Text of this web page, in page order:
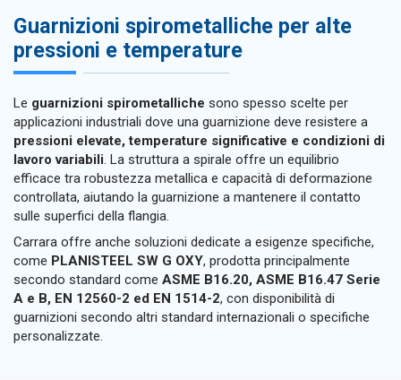
Guarnizioni spirometalliche per alte
pressioni e temperature
Le guarnizioni spirometalliche sono spesso scelte per
applicazioni industriali dove una guarnizione deve resistere a
pressioni elevate, temperature significative e condizioni di
lavoro variabili. La struttura a spirale offre un equilibrio
efficace tra robustezza metallica e capacità di deformazione
controllata, aiutando la guarnizione a mantenere il contatto
sulle superfici della flangia.
Carrara offre anche soluzioni dedicate a esigenze specifiche,
come PLANISTEEL SW G OXY, prodotta principalmente
secondo standard come ASME B16.20, ASME B16.47 Serie
A e B, EN 12560-2 ed EN 1514-2, con disponibilità di
guarnizioni secondo altri standard internazionali o specifiche
personalizzate.